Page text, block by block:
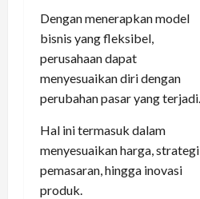
Dengan menerapkan model
bisnis yang fleksibel,
perusahaan dapat
menyesuaikan diri dengan
perubahan pasar yang terjadi.
Hal ini termasuk dalam
menyesuaikan harga, strategi
pemasaran, hingga inovasi
produk.